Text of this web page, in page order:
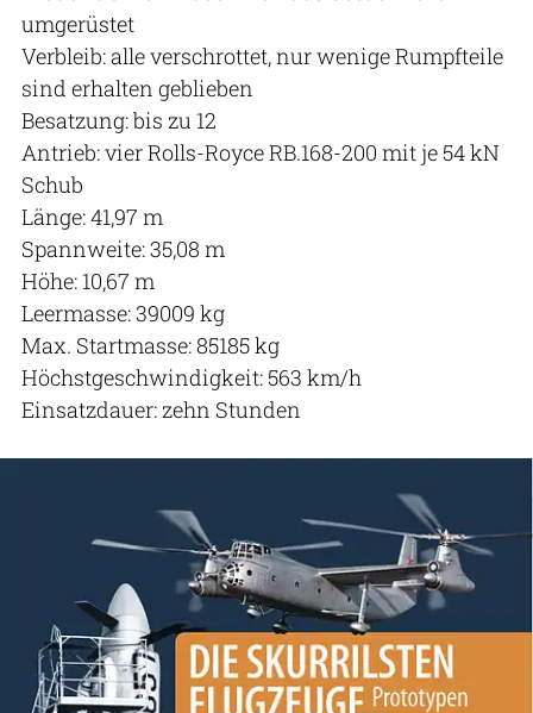
umgerüstet
Verbleib: alle verschrottet, nur wenige Rumpfteile
sind erhalten geblieben
Besatzung: bis zu 12
Antrieb: vier Rolls-Royce RB.168-200 mit je 54 kN
Schub
Länge: 41,97 m
Spannweite: 35,08 m
Höhe: 10,67 m
Leermasse: 39009 kg
Max. Startmasse: 85185 kg
Höchstgeschwindigkeit: 563 km/h
Einsatzdauer: zehn Stunden